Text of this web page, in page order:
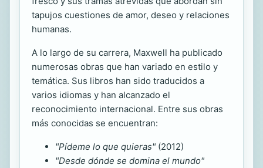
tapujos cuestiones de amor, deseo y relaciones
humanas.
A lo largo de su carrera, Maxwell ha publicado
numerosas obras que han variado en estilo y
temática. Sus libros han sido traducidos a
varios idiomas y han alcanzado el
reconocimiento internacional. Entre sus obras
más conocidas se encuentran:
"Pídeme lo que quieras" (2012)
"Desde dónde se domina el mundo"